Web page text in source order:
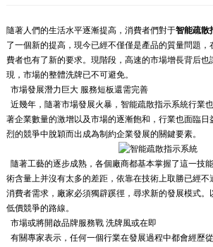
聯系我們
隨著人們的生活水平逐漸提高，消費者們對于智能疏散
了一個新的提高，現今已經不僅僅是產品的質量問題
費者也有了新的要求。現階段，高速的市場增長背后
現，市場的整體洗牌已不可避免。
市場發展潛力巨大 服務短板還需完善
近幾年，隨著市場發展火暴，智能疏散指示系統行業
著企業數量的激增以及市場的逐漸飽和，行業也面臨日
烈的競爭中脫穎而出成為制約企業發展的關鍵要素。
隨著工藝的逐步成熟，各個廠商都基本掌握了這一技
術含量上并沒有太多的差距，依靠在技術上取勝已經不
消費者需求，廠家必須獨辟蹊徑，尋求新的發展模式。
低價競爭的路線。
市場或將開啟品牌服務戰 洗牌風或在即
有關專家表示，任何一個行業在發展過程中都會經歷